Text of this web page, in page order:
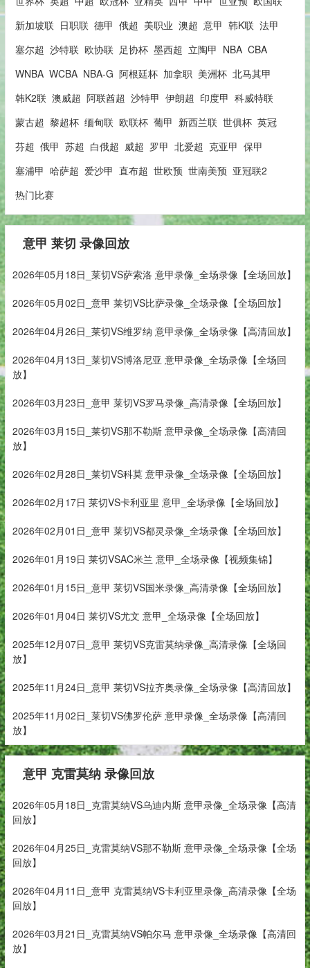
新加坡联 日职联 德甲 俄超 美职业 澳超 意甲 韩K联 法甲
塞尔超 沙特联 欧协联 足协杯 墨西超 立陶甲 NBA CBA
WNBA WCBA NBA-G 阿根廷杯 加拿职 美洲杯 北马其甲
韩K2联 澳威超 阿联酋超 沙特甲 伊朗超 印度甲 科威特联
蒙古超 黎超杯 缅甸联 欧联杯 葡甲 新西兰联 世俱杯 英冠
芬超 俄甲 苏超 白俄超 威超 罗甲 北爱超 克亚甲 保甲
塞浦甲 哈萨超 爱沙甲 直布超 世欧预 世南美预 亚冠联2
热门比赛
意甲 莱切 录像回放
2026年05月18日_莱切VS萨索洛 意甲录像_全场录像【全场回放】
2026年05月02日_意甲 莱切VS比萨录像_全场录像【全场回放】
2026年04月26日_莱切VS维罗纳 意甲录像_全场录像【高清回放】
2026年04月13日_莱切VS博洛尼亚 意甲录像_全场录像【全场回
放】
2026年03月23日_意甲 莱切VS罗马录像_高清录像【全场回放】
2026年03月15日_莱切VS那不勒斯 意甲录像_全场录像【高清回
放】
2026年02月28日_莱切VS科莫 意甲录像_全场录像【全场回放】
2026年02月17日 莱切VS卡利亚里 意甲_全场录像【全场回放】
2026年02月01日_意甲 莱切VS都灵录像_全场录像【全场回放】
2026年01月19日 莱切VSAC米兰 意甲_全场录像【视频集锦】
2026年01月15日_意甲 莱切VS国米录像_高清录像【全场回放】
2026年01月04日 莱切VS尤文 意甲_全场录像【全场回放】
2025年12月07日_意甲 莱切VS克雷莫纳录像_高清录像【全场回
放】
2025年11月24日_意甲 莱切VS拉齐奥录像_全场录像【高清回放】
2025年11月02日_莱切VS佛罗伦萨 意甲录像_全场录像【高清回
放】
意甲 克雷莫纳 录像回放
2026年05月18日_克雷莫纳VS乌迪内斯 意甲录像_全场录像【高清
回放】
2026年04月25日_克雷莫纳VS那不勒斯 意甲录像_全场录像【全场
回放】
2026年04月11日_意甲 克雷莫纳VS卡利亚里录像_高清录像【全场
回放】
2026年03月21日_克雷莫纳VS帕尔马 意甲录像_全场录像【高清回
放】